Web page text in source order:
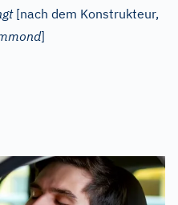
[nach dem Konstrukteur,
]